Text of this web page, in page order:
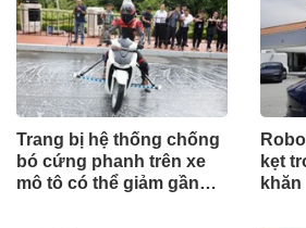
Trang bị hệ thống chống
bó cứng phanh trên xe
mô tô có thể giảm gần
kẹt
khăn